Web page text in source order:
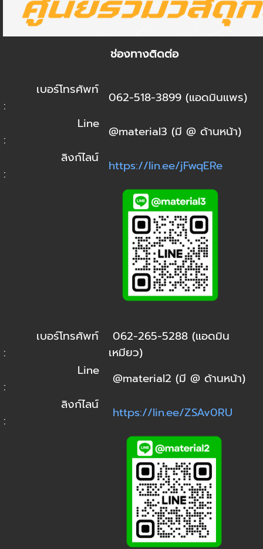
ช่องทางติดต่อ
เบอร์โทรศัพท์
:
062-518-3899 (แอดมินแพร)
Line
:
@material3 (มี @ ด้านหน้า)
ลิงก์ไลน์
:
https://lin.ee/jFwqERe
เบอร์โทรศัพท์
:
062-265-5288 (แอดมิน
เหมียว)
Line
:
@material2 (มี @ ด้านหน้า)
ลิงก์ไลน์
:
https://lin.ee/ZSAv0RU